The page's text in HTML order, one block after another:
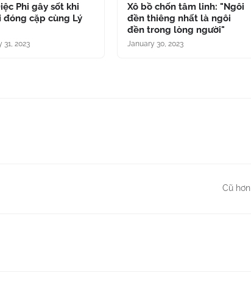
Phi gây sốt khi
đóng cặp cùng Lý
31, 2023
Xô bồ chốn tâm linh: "Ngôi
đền thiêng nhất là ngôi
đền trong lòng người"
January 30, 2023
Cũ hơn